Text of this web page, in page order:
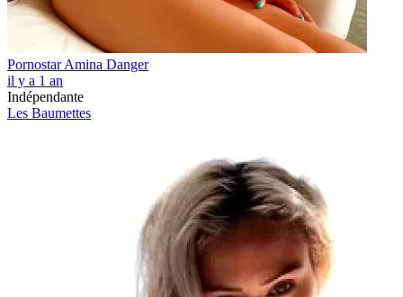
Pornostar Amina Danger
il y a 1 an
Indépendante
Les Baumettes